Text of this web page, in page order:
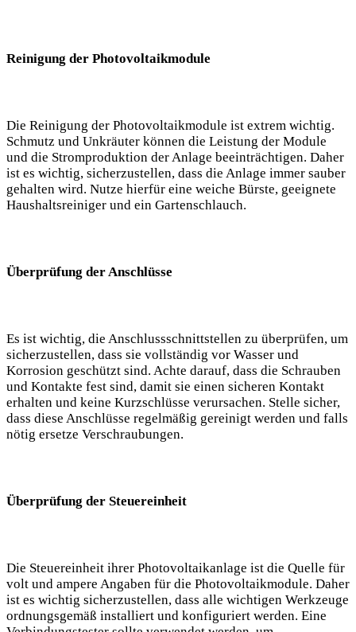
Reinigung⁢ der Photovoltaikmodule
Die Reinigung der Photovoltaikmodule ist extrem wichtig.​
Schmutz und Unkräuter können⁤ die Leistung der‌ Module
und‌ die ‌Stromproduktion der‍ Anlage beeinträchtigen. Daher‌
ist es wichtig, sicherzustellen, dass​ die Anlage immer sauber
gehalten wird.⁤ Nutze hierfür eine weiche Bürste, geeignete
Haushaltsreiniger und ein Gartenschlauch.
Überprüfung der Anschlüsse
Es ​ist wichtig, die Anschlussschnittstellen zu überprüfen, um
sicherzustellen, dass sie vollständig vor Wasser und
Korrosion geschützt sind. Achte darauf, dass die Schrauben
und Kontakte fest sind,⁣ damit sie einen sicheren Kontakt
erhalten und keine Kurzschlüsse verursachen. Stelle sicher,
dass diese Anschlüsse regelmäßig gereinigt werden und falls
nötig ersetze Verschraubungen.
Überprüfung der Steuereinheit
Die Steuereinheit ihrer Photovoltaikanlage⁤ ist die Quelle für
volt und ​ampere Angaben für die ‌Photovoltaikmodule. Daher
ist es wichtig sicherzustellen,‌ dass alle‍ wichtigen Werkzeuge⁤
ordnungsgemäß installiert ‌und konfiguriert werden.⁤ Eine